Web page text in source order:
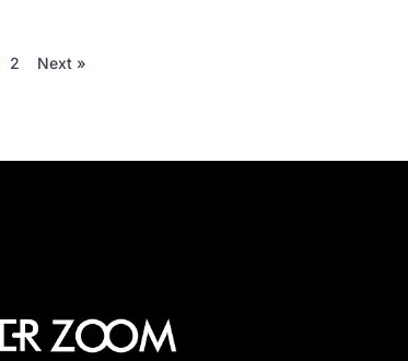
2 Next »